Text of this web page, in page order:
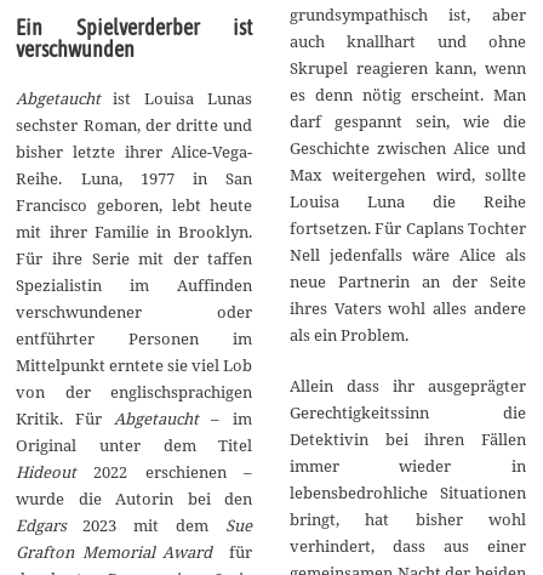
Ein Spielverderber ist
verschwunden
Abgetauchtist Louisa Lunas
sechster Roman, der dritte und
bisher letzte ihrer Alice-Vega-
Reihe. Luna, 1977 in San
Francisco geboren, lebt heute
mit ihrer Familie in Brooklyn.
Für ihre Serie mit der taffen
Spezialistin im Auffinden
verschwundener oder
entführter Personen im
Mittelpunkt erntete sie viel Lob
von der englischsprachigen
Kritik. FürAbgetaucht– im
Original unter dem Titel
Hideout2022 erschienen –
wurde die Autorin bei den
Edgars2023 mit dem Sue
Grafton Memorial Awardfür
grundsympathisch ist, aber
auch knallhart und ohne
Skrupel reagieren kann, wenn
es denn nötig erscheint. Man
darf gespannt sein, wie die
Geschichte zwischen Alice und
Max weitergehen wird, sollte
Louisa Luna die Reihe
fortsetzen. Für Caplans Tochter
Nell jedenfalls wäre Alice als
neue Partnerin an der Seite
ihres Vaters wohl alles andere
als ein Problem.
Allein dass ihr ausgeprägter
Gerechtigkeitssinn die
Detektivin bei ihren Fällen
immer wieder in
lebensbedrohliche Situationen
bringt, hat bisher wohl
verhindert, dass aus einer